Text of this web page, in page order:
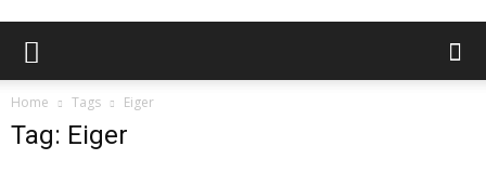
Home Tags Eiger
Tag: Eiger